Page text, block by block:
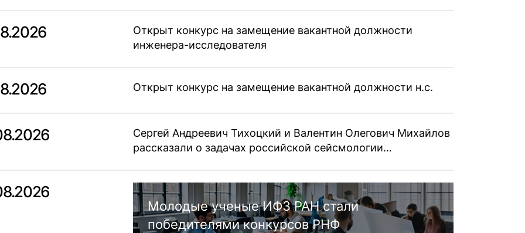
Открыт конкурс на замещение вакантной должности
инженера-исследователя
Открыт конкурс на замещение вакантной должности н.с.
Сергей Андреевич Тихоцкий и Валентин Олегович Михайлов
рассказали о задачах российской сейсмологии…
Молодые ученые ИФЗ РАН стали
победителями конкурсов РНФ